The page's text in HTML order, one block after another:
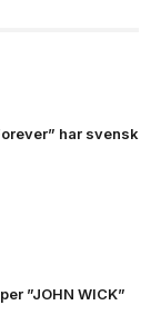
har svensk
”JOHN WICK”